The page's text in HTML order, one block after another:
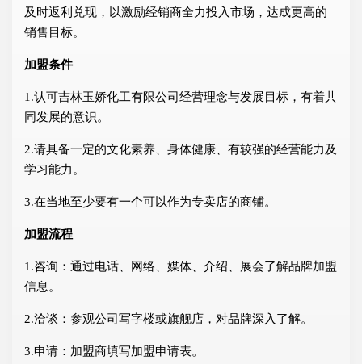
及时返利兑现，以激励经销商全力投入市场，达成更高的
销售目标。
加盟条件
1.认可吉林玉娇化工有限公司经营理念与发展目标，有着共
同发展的意识。
2.请具备一定的文化素养、身体健康、有较强的经营能力及
学习能力。
3.在当地至少要有一个可以作为专卖店的商铺。
加盟流程
1.咨询：通过电话、网络、媒体、介绍、展会了解品牌加盟
信息。
2.洽谈：参观公司写字楼或旗舰店，对品牌深入了解。
3.申请：加盟商填写加盟申请表。